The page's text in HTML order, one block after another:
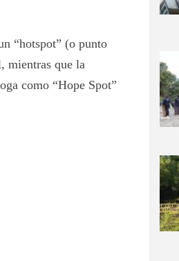
“hotspot” (o punto
mientras que la
como “Hope Spot”